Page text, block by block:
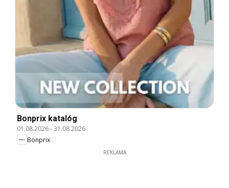
Bonprix katalóg
01.08.2026-31.08.2026
Bonprix
REKLAMA